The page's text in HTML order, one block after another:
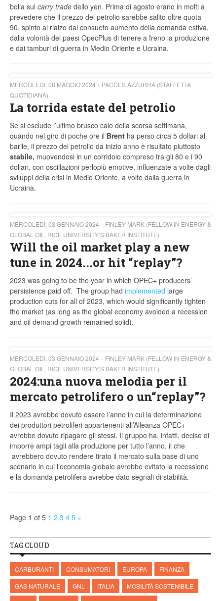
bolla sul carry trade dello yen. Prima di agosto erano in molti a
prevedere che il prezzo del petrolio sarebbe salito oltre quota
90, spinto al rialzo dal consueto aumento della domanda estiva,
dalla volontà dei paesi OpecPlus di tenere a freno la produzione
e dai tamburi di guerra in Medio Oriente e Ucraina.
MERCOLEDÌ, 08 MAGGIO 2024
PACCES AZZURRA (STAFFETTA
QUOTIDIANA)
La torrida estate del petrolio
Se si esclude l’ultimo brusco calo della scorsa settimana,
quando nel giro di poche ore il Brent ha perso circa 5 dollari al
barile, il prezzo del petrolio da inizio anno è risultato piuttosto
stabile, muovendosi in un corridoio compreso tra gli 80 e i 90
dollari, con oscillazioni perlopiù emotive, influenzate a volte dagli
sviluppi della crisi in Medio Oriente, a volte dalla guerra in
Ucraina.
MERCOLEDÌ, 03 GENNAIO 2024
FINLEY MARK (FELLOW IN ENERGY &
GLOBAL OIL, RICE UNIVERSITY’S BAKER INSTITUTE)
Will the oil market play a new
tune in 2024...or hit “replay”?
2023 was going to be the year in which OPEC+ producers’
persistence paid off. The group had implemented large
production cuts for all of 2023, which would significantly tighten
the market (as long as the global economy avoided a recession
and oil demand growth remained solid).
MERCOLEDÌ, 03 GENNAIO 2024
FINLEY MARK (FELLOW IN ENERGY &
GLOBAL OIL, RICE UNIVERSITY’S BAKER INSTITUTE)
2024:una nuova melodia per il
mercato petrolifero o un“replay”?
Il 2023 avrebbe dovuto essere l’anno in cui la determinazione
dei produttori petroliferi appartenenti all’Alleanza OPEC+
avrebbe dovuto ripagare gli stessi. Il gruppo ha, infatti, deciso di
imporre ampi tagli alla produzione per tutto l’anno, il che
avrebbero dovuto rendere tirato il mercato sulla base di uno
scenario in cui l’economia globale avrebbe evitato la recessione
e la domanda petrolifera avrebbe dato segnali di stabilità.
Page 1 of 5 1 2 3 4 5 »
TAG CLOUD
CARBURANTI CONSUMATORI EUROPA
FINANZA
GAS NATURALE
GNL ITALIA
MOBILITÀ SOSTENIBILE